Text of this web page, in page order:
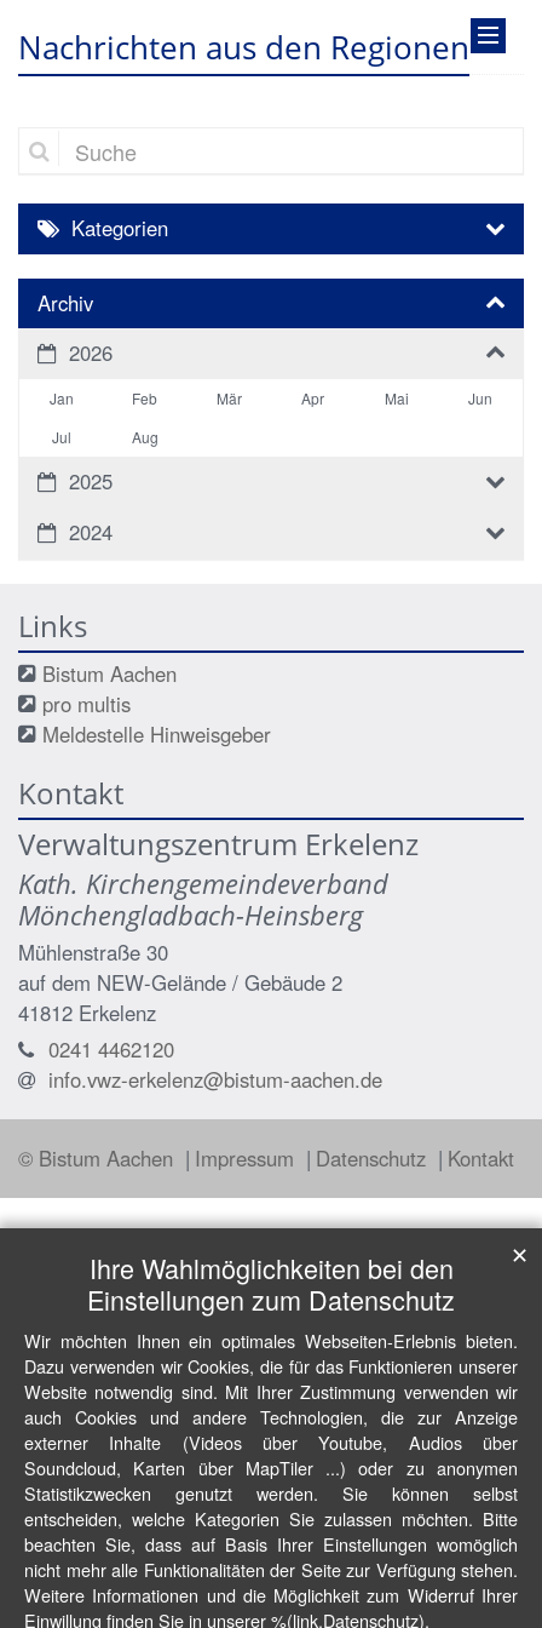
Nachrichten aus den Regionen
Suche
Kategorien
Archiv
2026
Jan Feb Mär Apr Mai
Jun
Jul
Aug
2025
2024
Links
Bistum Aachen
pro multis
Meldestelle Hinweisgeber
Kontakt
Verwaltungszentrum Erkelenz
Kath. Kirchengemeindeverband
Mönchengladbach-Heinsberg
Mühlenstraße 30
auf dem NEW-Gelände / Gebäude 2
41812 Erkelenz
0241 4462120
info.vwz-erkelenz@bistum-aachen.de
© Bistum Aachen Impressum Datenschutz Kontakt
Ihre Wahlmöglichkeiten bei den
Einstellungen zum Datenschutz
Wir möchten Ihnen ein optimales Webseiten-Erlebnis bieten.
Dazu verwenden wir Cookies, die für das Funktionieren unserer
Website notwendig sind. Mit Ihrer Zustimmung verwenden wir
auch Cookies und andere Technologien, die zur Anzeige
externer Inhalte (Videos über Youtube, Audios über
Soundcloud, Karten über MapTiler ...) oder zu anonymen
Statistikzwecken genutzt werden. Sie können selbst
entscheiden, welche Kategorien Sie zulassen möchten. Bitte
beachten Sie, dass auf Basis Ihrer Einstellungen womöglich
nicht mehr alle Funktionalitäten der Seite zur Verfügung stehen.
Weitere Informationen und die Möglichkeit zum Widerruf Ihrer
Einwillung finden Sie in unserer %(link.Datenschutz).
✕